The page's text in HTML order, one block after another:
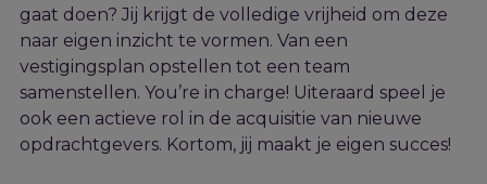
gaat doen? Jij krijgt de volledige vrijheid om deze
naar eigen inzicht te vormen. Van een
vestigingsplan opstellen tot een team
samenstellen. You’re in charge! Uiteraard speel je
ook een actieve rol in de acquisitie van nieuwe
opdrachtgevers. Kortom, jij maakt je eigen succes!